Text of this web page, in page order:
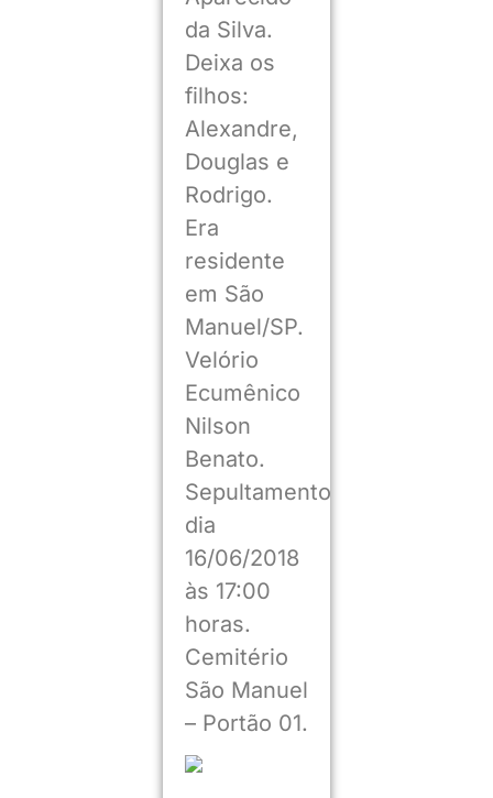
da Silva.
Deixa os
filhos:
Alexandre,
Douglas e
Rodrigo.
Era
residente
em São
Manuel/SP.
Velório
Ecumênico
Nilson
Benato.
Sepultamento
dia
16/06/2018
às 17:00
horas.
Cemitério
São Manuel
– Portão 01.